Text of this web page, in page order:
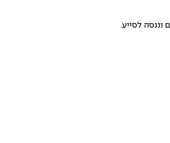
וננסה לסייע.